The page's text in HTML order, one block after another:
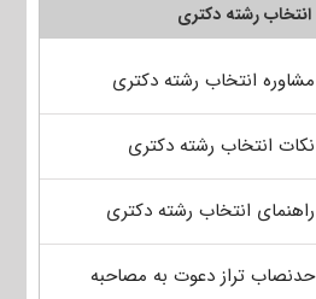
انتخاب رشته دکتری
مشاوره انتخاب رشته دکتری
نکات انتخاب رشته دکتری
راهنمای انتخاب رشته دکتری
حدنصاب تراز دعوت به مصاحبه